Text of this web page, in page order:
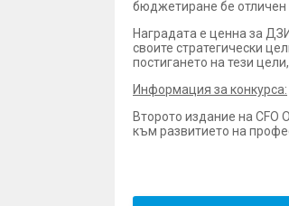
бюджетиране бе отличен
Наградата е ценна за
своите стратегически
постигането на тези
Информация за конкурса:
Второто издание на CFO
към развитието на